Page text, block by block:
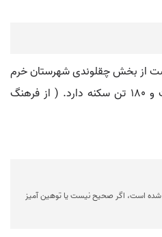
از بخش چقلوندی شهرستان خرم
آباد. کوهستانی و سردسیر است و 180 تن سکنه دارد. ( از فرهنگ
است، اگر صحیح نیست یا توهین آمیز